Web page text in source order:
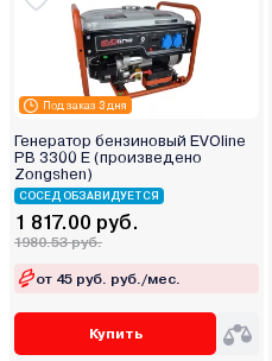
Под заказ 3 дня
Генератор бензиновый EVOline
PB 3300 E (произведено
Zongshen)
СОСЕД ОБЗАВИДУЕТСЯ
1 817.00 руб.
1980.53 руб.
от 45 руб. руб./мес.
Купить